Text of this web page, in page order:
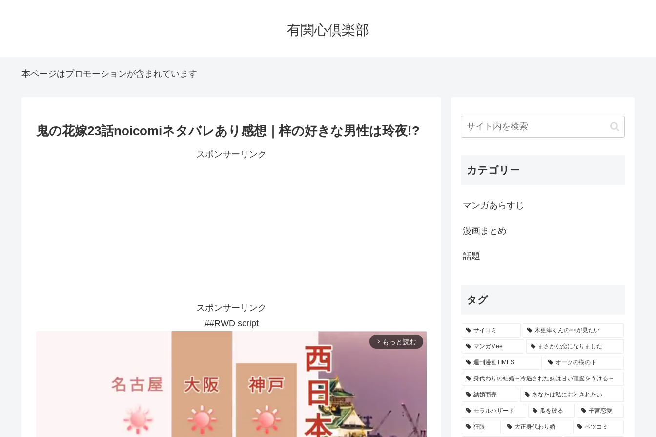
有関心倶楽部
本ページはプロモーションが含まれています
鬼の花嫁23話noicomiネタバレあり感想｜梓の好きな男性は玲夜!?
スポンサーリンク
スポンサーリンク
##RWD script
arrow_forward_ios もっと読む
カテゴリー
マンガあらすじ
漫画まとめ
話題
タグ
サイコミ 木更津くんの××が見たい
マンガMee まさかな恋になりました
週刊漫画TIMES オークの樹の下
身代わりの結婚～冷遇された妹は甘い寵愛をうける～
結婚商売 あなたは私におとされたい
モラルハザード 瓜を破る 子宮恋愛
狂眼 大正身代わり婚 ベツコミ